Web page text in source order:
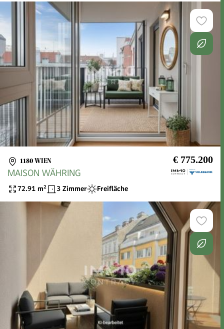
1180 WIEN € 775.200
MAISON WÄHRING
72.91 m² 3 Zimmer Freifläche